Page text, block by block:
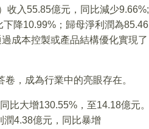
收入55.85億元，同比減少9.66%;
降10.99%；歸母淨利潤為85.46
成本控製或產品結構優化實現了
，成為行業中的亮眼存在。
比大增130.55%，至14.18億元。
4.38億元，同比暴增